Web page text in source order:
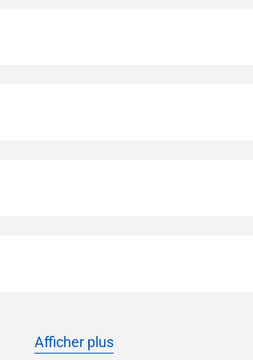
Afficher plus
if your device supports eSIM
SIM card!
continuer avec une adresse e-mail